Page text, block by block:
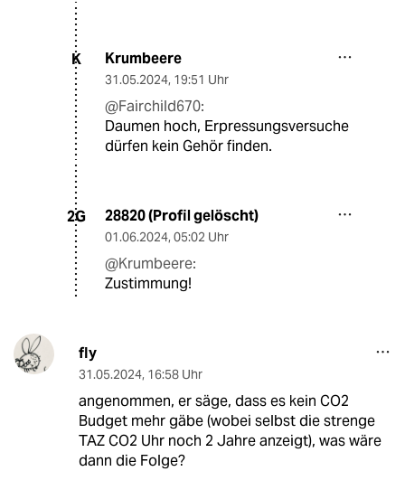
K Krumbeere
31.05.2024, 19:51 Uhr
@Fairchild670:
Daumen hoch, Erpressungsversuche
dürfen kein Gehör finden.
2G 28820 (Profil gelöscht)
01.06.2024, 05:02 Uhr
@Krumbeere:
Zustimmung!
fly
31.05.2024, 16:58 Uhr
angenommen, er säge, dass es kein CO2
Budget mehr gäbe (wobei selbst die strenge
TAZ CO2 Uhr noch 2 Jahre anzeigt), was wäre
dann die Folge?